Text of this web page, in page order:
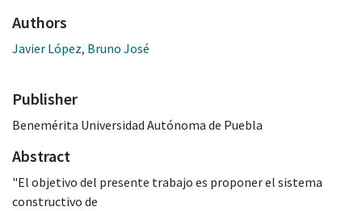
Authors
Javier López, Bruno José
Publisher
Benemérita Universidad Autónoma de Puebla
Abstract
"El objetivo del presente trabajo es proponer el sistema
constructivo de